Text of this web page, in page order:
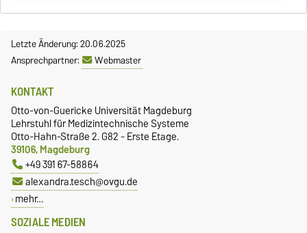
Letzte Änderung: 20.06.2025
Ansprechpartner:
Webmaster
SOZIALE MEDIEN
KONTAKT
Otto-von-Guericke Universität Magdeburg
Lehrstuhl für Medizintechnische Systeme
Otto-Hahn-Straße 2. G82 - Erste Etage.
39106, Magdeburg
+49 391 67-58864
alexandra.tesch@ovgu.de
mehr…